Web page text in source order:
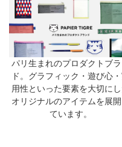
パリ生まれのプロダクトブ
ド。グラフィック・遊び心
用性といった要素を大切にし
オリジナルのアイテムを展開
ています。